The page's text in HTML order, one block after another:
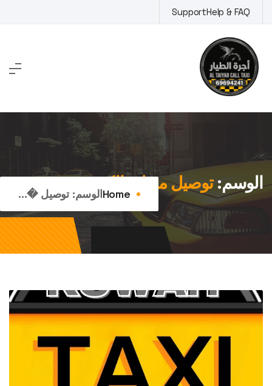
to
content
Help & FAQ
Support
الوسم:توصيل منزلي الكويت
Homeالوسم: توصيل �...